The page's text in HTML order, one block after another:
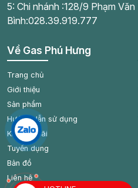
5: Chi nhánh :128/9 Phạm Văn
Bình:028.39.919.777
Về Gas Phú Hưng
Trang chủ
Giới thiệu
Sản phẩm
Hướng dẫn sử dụng
Khuyến mãi
Tuyển dụng
Bản đồ
Liên hệ